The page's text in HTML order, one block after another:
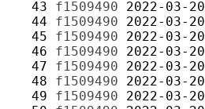
  43
f1509490 2022-03-20
  44
f1509490 2022-03-20
  45
f1509490 2022-03-20
  46
f1509490 2022-03-20
  47
f1509490 2022-03-20
  48
f1509490 2022-03-20
  49
f1509490 2022-03-20